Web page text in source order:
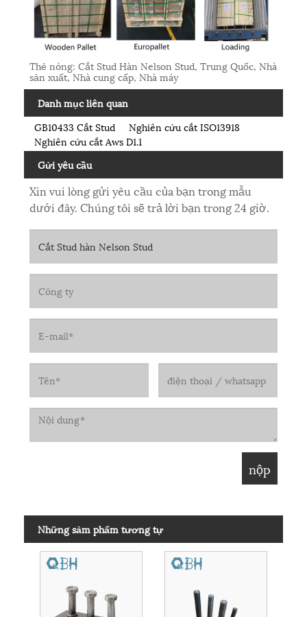
Thẻ nóng: Cắt Stud Hàn Nelson Stud, Trung Quốc, Nhà
sản xuất, Nhà cung cấp, Nhà máy
Danh mục liên quan
GB10433 Cắt Stud
Nghiên cứu cắt ISO13918
Nghiên cứu cắt Aws D1.1
Gửi yêu cầu
Xin vui lòng gửi yêu cầu của bạn trong mẫu
dưới đây. Chúng tôi sẽ trả lời bạn trong 24 giờ.
Những sảm phẩm tương tự